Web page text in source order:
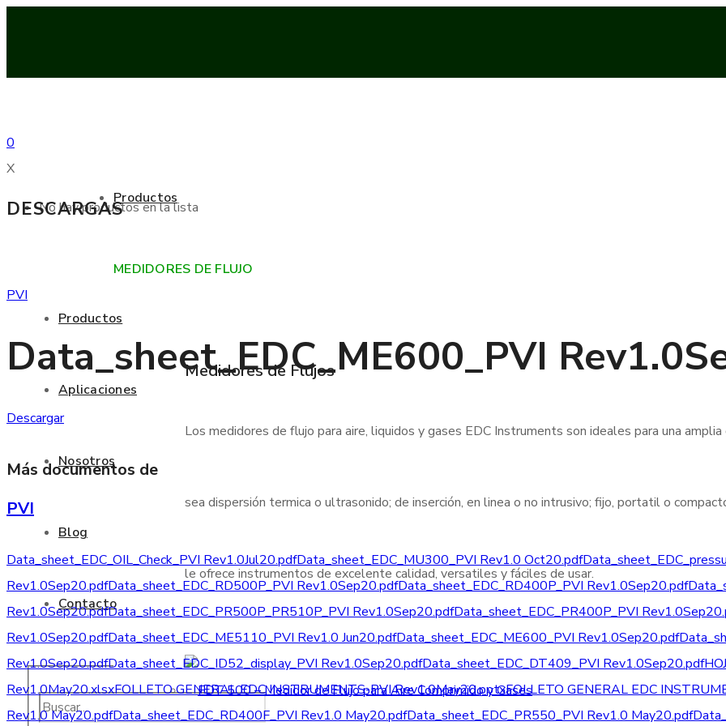
0
X
No hay productos en la lista
Productos
Aplicaciones
Nosotros
Blog
Contacto
Productos
MEDIDORES DE FLUJO
Medidores de Flujos
Los medidores de flujo para aire, liquidos y gases EDC Instruments son ideales para una
sea dispersión termica o ultrasonido; de inserción, en linea o no intrusivo; fijo, portatil o
le ofrece instrumentos de excelente calidad, versatiles y fáciles de usar.
DESCARGAS
PVI
Data_sheet_EDC_ME600_PVI
Descargar
Más documentos de
PVI
Data_sheet_EDC_OIL_Check_PVI Rev1.0Jul20.pdfData_sheet_EDC_MU300_PVI Rev1.0 Oct20.pdf
Rev1.0Sep20.pdfData_sheet_EDC_RD500P_PVI Rev1.0Sep20.pdfData_sheet_EDC_RD400P_PVI Rev1.0Sep20.pdf
Rev1.0Sep20.pdfData_sheet_EDC_PR500P_PR510P_PVI Rev1.0Sep20.pdfData_sheet_EDC_PR400P_PVI
Rev1.0Sep20.pdfData_sheet_EDC_ME5110_PVI Rev1.0 Jun20.pdfData_sheet_EDC_ME600_PVI Rev1.0Sep20.pdf
Rev1.0Sep20.pdfData_sheet_EDC_ID52_display_PVI Rev1.0Sep20.pdfData_sheet_EDC_DT409_PVI Rev1.0Sep20.pdf
Rev1.0May20.xlsxFOLLETO GENERAL EDC INSTRUMENTS-PVI Rev1.0May20.pptxFOLLETO GENERAL EDC
Rev1.0 May20.pdfData_sheet_EDC_RD400F_PVI Rev1.0 May20.pdfData_sheet_EDC_PR550_PVI Rev1.0 May20.pdf